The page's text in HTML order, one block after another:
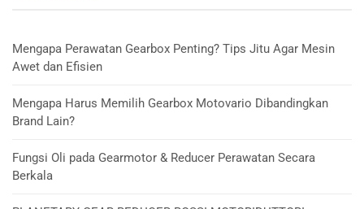
Mengapa Perawatan Gearbox Penting? Tips Jitu Agar Mesin
Awet dan Efisien
Mengapa Harus Memilih Gearbox Motovario Dibandingkan
Brand Lain?
Fungsi Oli pada Gearmotor & Reducer Perawatan Secara
Berkala